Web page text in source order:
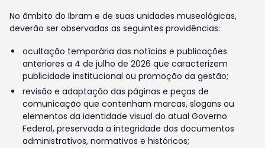
No âmbito do Ibram e de suas unidades museológicas,
deverão ser observadas as seguintes providências:
ocultação temporária das notícias e publicações
anteriores a 4 de julho de 2026 que caracterizem
publicidade institucional ou promoção da gestão;
revisão e adaptação das páginas e peças de
comunicação que contenham marcas, slogans ou
elementos da identidade visual do atual Governo
Federal, preservada a integridade dos documentos
administrativos, normativos e históricos;